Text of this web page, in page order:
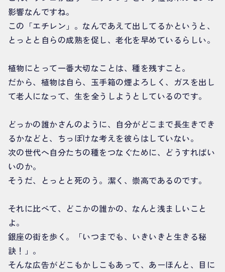
影響なんですね。
この「エチレン」。なんであえて出してるかというと、
とっとと自らの成熟を促し、老化を早めているらしい。
植物にとって一番大切なことは、種を残すこと。
だから、植物は自ら、玉手箱の煙よろしく、ガスを出し
て老人になって、生を全うしようとしているのです。
どっかの誰かさんのように、自分がどこまで長生きでき
るかなどと、ちっぽけな考えを彼らはしていない。
次の世代へ自分たちの種をつなぐために、どうすればい
いのか。
そうだ、とっとと死のう。潔く、崇高であるのです。
それに比べて、どこかの誰かの、なんと浅ましいこと
よ。
銀座の街を歩く。「いつまでも、いきいきと生きる秘
訣！」。
そんな広告がどこもかしこもあって、あーほんと、目に